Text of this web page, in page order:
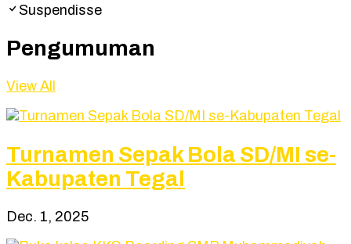
Suspendisse
Pengumuman
View All
Turnamen Sepak Bola SD/MI se-
Kabupaten Tegal
Dec. 1, 2025